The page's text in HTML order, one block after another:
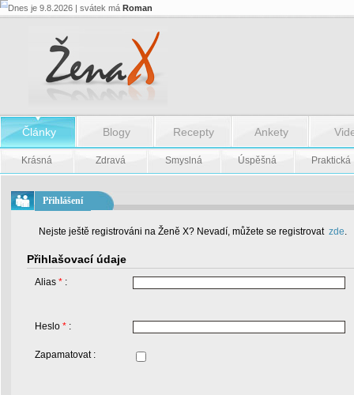
Dnes je 9.8.2026 | svátek má Roman
Články Blogy Recepty Ankety
Krásná Zdravá Smyslná Úspěšná Praktická
Přihlášení
Nejste ještě registrováni na Ženě X? Nevadí, můžete se registrovat zde.
Přihlašovací údaje
Alias * :
Heslo * :
Zapamatovat :